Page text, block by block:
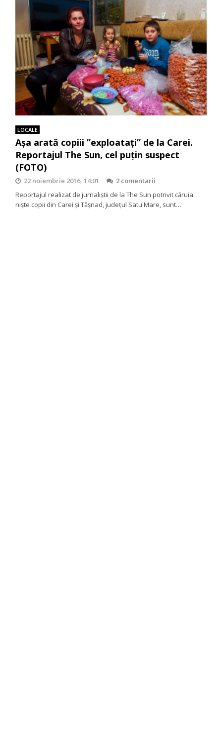
LOCALE
Așa arată copiii ”exploatați” de la Carei.
Reportajul The Sun, cel puțin suspect
(FOTO)
22 noiembrie 2016, 14:01
2 comentarii
Reportajul realizat de jurnaliștii de la The Sun potrivit căruia
niște copii din Carei și Tășnad, județul Satu Mare, sunt…